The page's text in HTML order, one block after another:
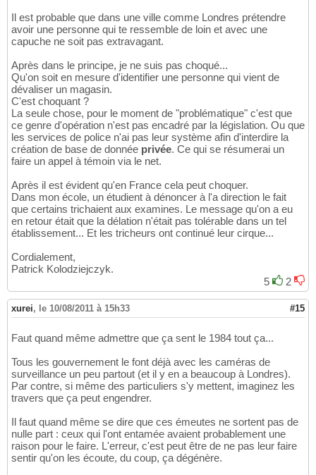
Il est probable que dans une ville comme Londres prétendre
avoir une personne qui te ressemble de loin et avec une
capuche ne soit pas extravagant.
Après dans le principe, je ne suis pas choqué...
Qu'on soit en mesure d'identifier une personne qui vient de
dévaliser un magasin.
C'est choquant ?
La seule chose, pour le moment de "problématique" c'est que
ce genre d'opération n'est pas encadré par la législation. Ou que
les services de police n'ai pas leur système afin d'interdire la
création de base de donnée privée. Ce qui se résumerai un
faire un appel à témoin via le net.
Après il est évident qu'en France cela peut choquer.
Dans mon école, un étudient à dénoncer à l'a direction le fait
que certains trichaient aux examines. Le message qu'on a eu
en retour était que la délation n'était pas tolérable dans un tel
établissement... Et les tricheurs ont continué leur cirque...
Cordialement,
Patrick Kolodziejczyk.
5
2
xurei, le 10/08/2011 à 15h33 #15
Faut quand même admettre que ça sent le 1984 tout ça...
Tous les gouvernement le font déjà avec les caméras de
surveillance un peu partout (et il y en a beaucoup à Londres).
Par contre, si même des particuliers s'y mettent, imaginez les
travers que ça peut engendrer.
Il faut quand même se dire que ces émeutes ne sortent pas de
nulle part : ceux qui l'ont entamée avaient probablement une
raison pour le faire. L'erreur, c'est peut être de ne pas leur faire
sentir qu'on les écoute, du coup, ça dégénère.